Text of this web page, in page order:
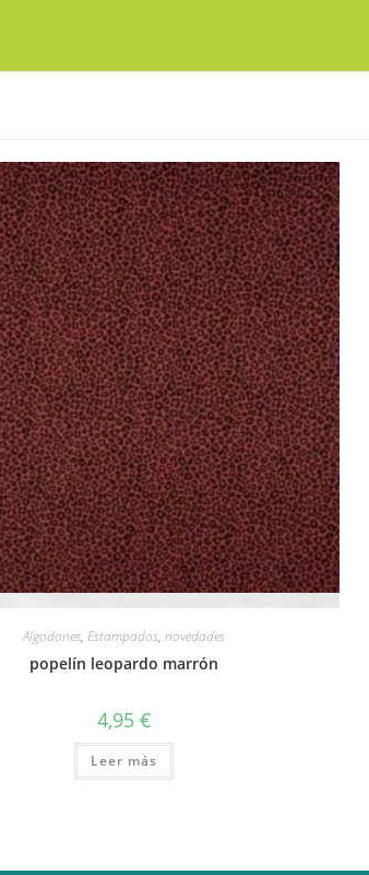
Vista rápida
Algodones,Estampados,novedades
popelín leopardo marrón
4,95 €
Leer más